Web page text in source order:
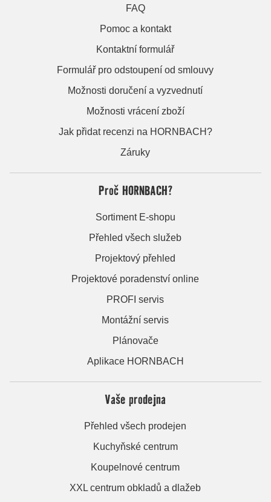
FAQ
Pomoc a kontakt
Kontaktní formulář
Formulář pro odstoupení od smlouvy
Možnosti doručení a vyzvednutí
Možnosti vrácení zboží
Jak přidat recenzi na HORNBACH?
Záruky
Proč HORNBACH?
Sortiment E-shopu
Přehled všech služeb
Projektový přehled
Projektové poradenství online
PROFI servis
Montážní servis
Plánovače
Aplikace HORNBACH
Vaše prodejna
Přehled všech prodejen
Kuchyňské centrum
Koupelnové centrum
XXL centrum obkladů a dlažeb